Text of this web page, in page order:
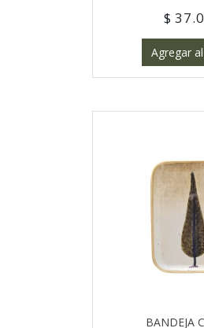
$
Agregar
BANDEJA